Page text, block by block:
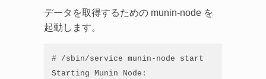
データを取得するための munin-node を
起動します。
# /sbin/service munin-node start
Starting Munin Node: